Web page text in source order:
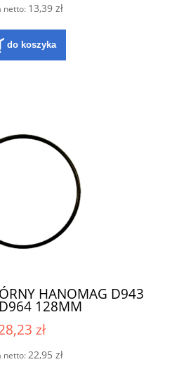
netto: 13,39 zł
do koszyka
HANOMAG D943
128MM
zł
netto:22,95 zł